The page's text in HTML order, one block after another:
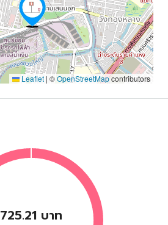
Leaflet | ©OpenStreetMapcontributors
725.21 บาท